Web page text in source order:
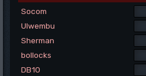
Socom
Ulwembu
Sherman
bollocks
DB10